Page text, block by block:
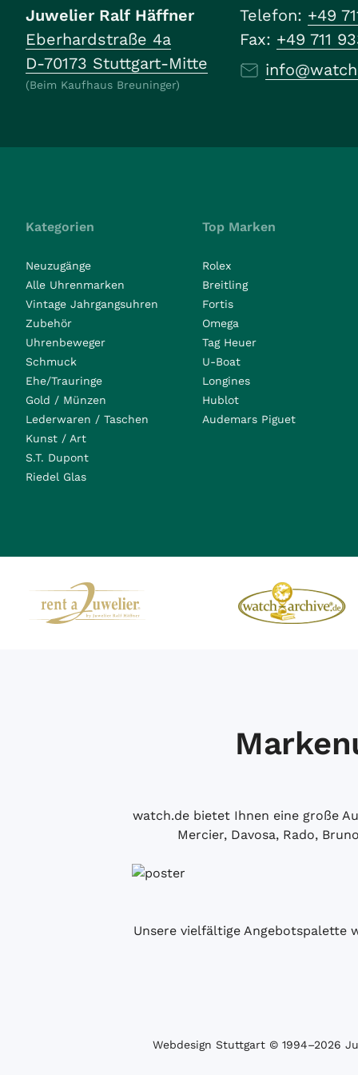
Juwelier Ralf Häffner
Eberhardstraße 4a
D-70173 Stuttgart-Mitte
(Beim Kaufhaus Breuninger)
Telefon: +49
Fax: +49 711
Kategorien
Neuzugänge
Alle Uhrenmarken
Vintage Jahrgangsuhren
Zubehör
Uhrenbeweger
Schmuck
Ehe/Trauringe
Gold / Münzen
Lederwaren / Taschen
Kunst / Art
S.T. Dupont
Riedel Glas
Top Marken
Rolex
Breitling
Fortis
Omega
Tag Heuer
U-Boat
Longines
Hublot
Audemars Piguet
watch.de bietet Ihnen eine große
Mercier, Davosa, Rado,
Unsere vielfältige Angebotspalette
Webdesign Stuttgart© 1994­–2026